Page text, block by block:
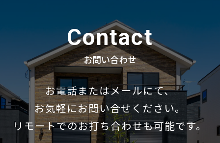
Contact
お問い合わせ
お電話またはメールにて、
お気軽にお問い合せください。
リモートでのお打ち合わせも可能です。